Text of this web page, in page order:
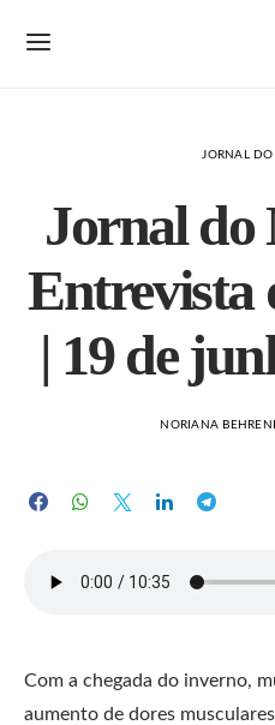
JORNAL
Jornal do
Entrevista
| 19 de
NORIANA
Com a chegada do inverno,
aumento de dores